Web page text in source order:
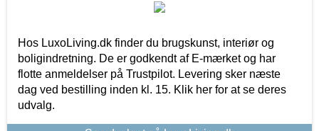
Hos LuxoLiving.dk finder du brugskunst, interiør og
boligindretning. De er godkendt af E-mærket og har
flotte anmeldelser på Trustpilot. Levering sker næste
dag ved bestilling inden kl. 15. Klik her for at se deres
udvalg.